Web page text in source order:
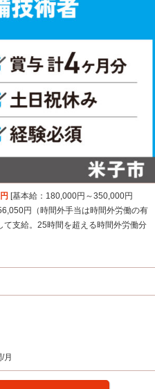
基本給：180,000円～350,000円
円（時間外手当は時間外労働の有
て支給。25時間を超える時間外労働分
月